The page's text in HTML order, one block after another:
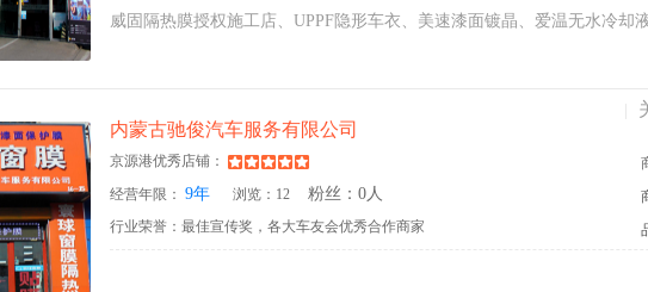
威固隔热膜授权施工店、UPPF隐形车衣、美速漆面镀晶、爱温无水冷却
内蒙古驰俊汽车服务有限公司
京源港优秀店铺：
经营年限： 9年 浏览：12 粉丝：0人
行业荣誉：最佳宣传奖，各大车友会优秀合作商家